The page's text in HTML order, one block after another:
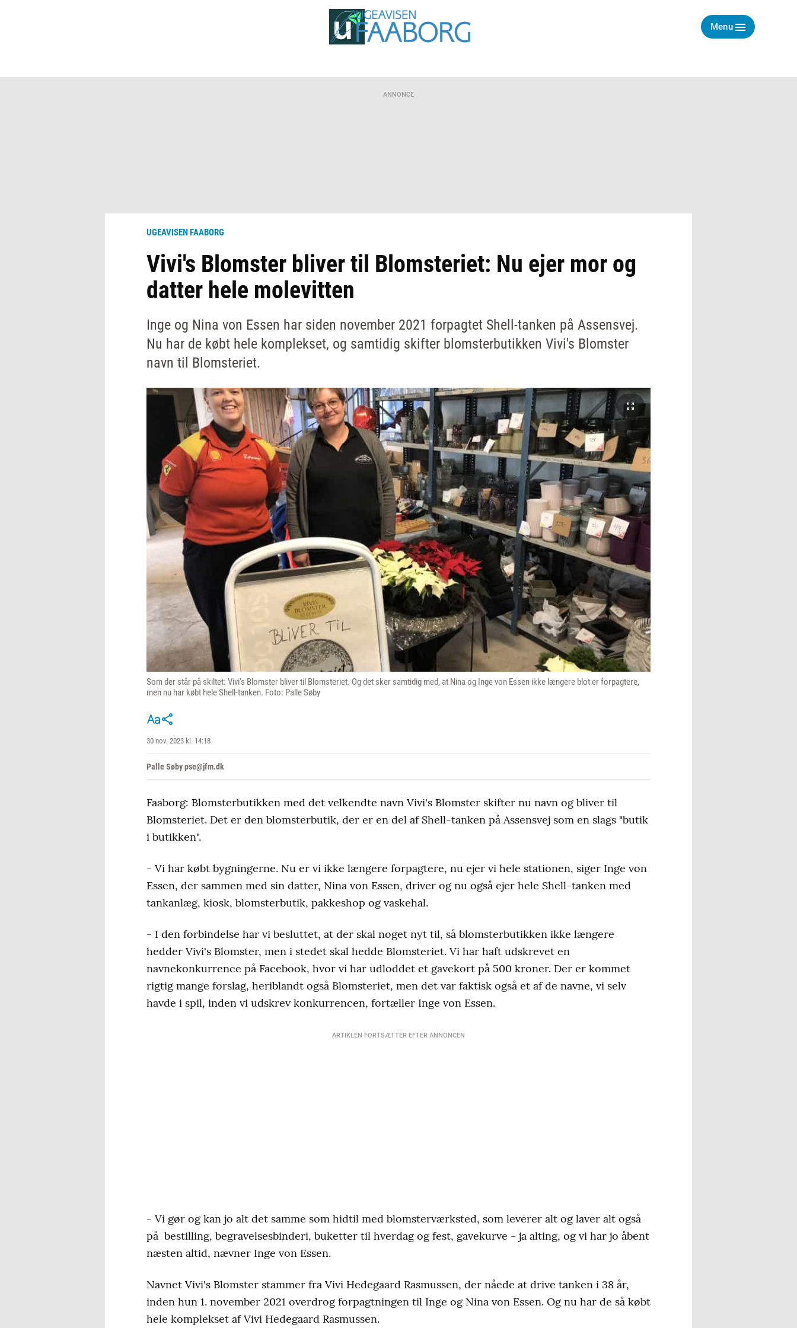
Menu
ANNONCE
UGEAVISEN FAABORG
Vivi's Blomster bliver til Blomsteriet: Nu ejer mor og
datter hele molevitten
Inge og Nina von Essen har siden november 2021 forpagtet Shell-tanken på Assensvej.
Nu har de købt hele komplekset, og samtidig skifter blomsterbutikken Vivi's Blomster
navn til Blomsteriet.
Som der står på skiltet: Vivi's Blomster bliver til Blomsteriet. Og det sker samtidig med, at Nina og Inge von Essen ikke længere blot er forpagtere,
men nu har købt hele Shell-tanken. Foto: Palle Søby
30 nov. 2023 kl. 14:18
Palle Søby pse@jfm.dk
Faaborg: Blomsterbutikken med det velkendte navn Vivi's Blomster skifter nu navn og bliver til
Blomsteriet. Det er den blomsterbutik, der er en del af Shell-tanken på Assensvej som en slags "butik
i butikken".
- Vi har købt bygningerne. Nu er vi ikke længere forpagtere, nu ejer vi hele stationen, siger Inge von
Essen, der sammen med sin datter, Nina von Essen, driver og nu også ejer hele Shell-tanken med
tankanlæg, kiosk, blomsterbutik, pakkeshop og vaskehal.
- I den forbindelse har vi besluttet, at der skal noget nyt til, så blomsterbutikken ikke længere
hedder Vivi's Blomster, men i stedet skal hedde Blomsteriet. Vi har haft udskrevet en
navnekonkurrence på Facebook, hvor vi har udloddet et gavekort på 500 kroner. Der er kommet
rigtig mange forslag, heriblandt også Blomsteriet, men det var faktisk også et af de navne, vi selv
havde i spil, inden vi udskrev konkurrencen, fortæller Inge von Essen.
ARTIKLEN FORTSÆTTER EFTER ANNONCEN
- Vi gør og kan jo alt det samme som hidtil med blomsterværksted, som leverer alt og laver alt også
på bestilling, begravelsesbinderi, buketter til hverdag og fest, gavekurve - ja alting, og vi har jo åbent
næsten altid, nævner Inge von Essen.
Navnet Vivi's Blomster stammer fra Vivi Hedegaard Rasmussen, der nåede at drive tanken i 38 år,
inden hun 1. november 2021 overdrog forpagtningen til Inge og Nina von Essen. Og nu har de så købt
hele komplekset af Vivi Hedegaard Rasmussen.